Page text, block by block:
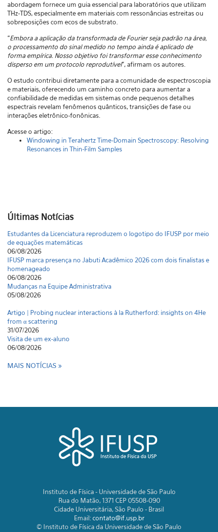
abordagem fornece um guia essencial para laboratórios que utilizam
THz-TDS, especialmente em materiais com ressonâncias estreitas ou
sobreposições com ecos de substrato.
“Embora a aplicação da transformada de Fourier seja padrão na área,
o processamento do sinal medido no tempo ainda é aplicado de
forma empírica. Nosso objetivo foi transformar esse conhecimento
disperso em um protocolo reprodutível”, afirmam os autores.
O estudo contribui diretamente para a comunidade de espectroscopia
e materiais, oferecendo um caminho concreto para aumentar a
confiabilidade de medidas em sistemas onde pequenos detalhes
espectrais revelam fenômenos quânticos, transições de fase ou
interações eletrônico-fonônicas.
Acesse o artigo:
Windowing in Terahertz Time-Domain Spectroscopy: Resolving
Resonances in Thin-Film Samples
Últimas Notícias
Estudantes da Licenciatura reproduzem o logotipo do IFUSP por meio
de equações matemáticas
06/08/2026
IFUSP marca presença no Jabuti Acadêmico 2026 com dois finalistas e
homenageado
06/08/2026
Mudanças na Equipe Administrativa
05/08/2026
Artigo | Probing nuclear interactions à la Rutherford: insights on 4He
from α scattering
31/07/2026
Visita de um ex-aluno
06/08/2026
MAIS NOTÍCIAS
Instituto de Física - Universidade de São Paulo
Rua do Matão, 1371 CEP 05508-090
Cidade Universitária, São Paulo - Brasil
Email:contato@if.usp.br
© Instituto de Física da Universidade de São Paulo